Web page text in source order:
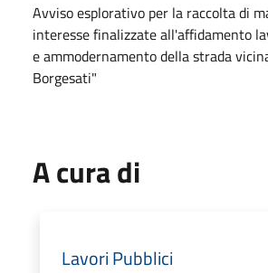
Avviso esplorativo per la raccolta di
interesse finalizzate all'affidamento
e ammodernamento della strada
Borgesati"
A cura di
Lavori Pubblici